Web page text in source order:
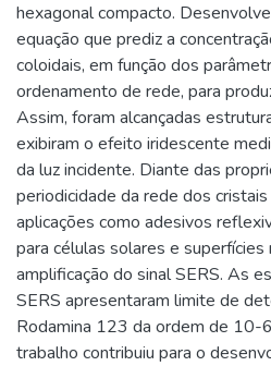
hexagonal compacto.
equação que prediz a
coloidais, em função dos
ordenamento de rede, para
Assim, foram alcançadas
exibiram o efeito iridescente
da luz incidente. Diante das
periodicidade da rede dos
aplicações como adesivos
para células solares e superfícies
amplificação do sinal SERS. As
SERS apresentaram limite de
Rodamina 123 da ordem de 10-
trabalho contribuiu para o